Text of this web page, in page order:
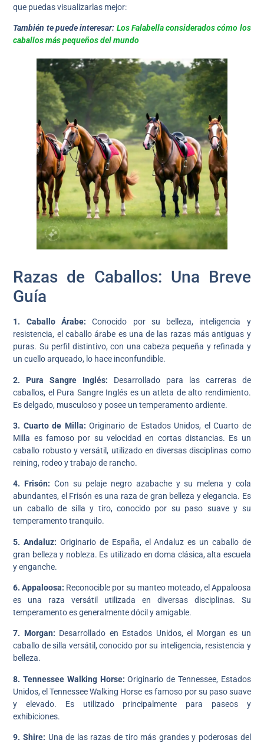
que puedas visualizarlas mejor:
También te puede interesar: Los Falabella considerados cómo los
caballos más pequeños del mundo
Razas de Caballos: Una Breve
Guía
1. Caballo Árabe: Conocido por su belleza, inteligencia y
resistencia, el caballo árabe es una de las razas más antiguas y
puras. Su perfil distintivo, con una cabeza pequeña y refinada y
un cuello arqueado, lo hace inconfundible.
2. Pura Sangre Inglés: Desarrollado para las carreras de
caballos, el Pura Sangre Inglés es un atleta de alto rendimiento.
Es delgado, musculoso y posee un temperamento ardiente.
3. Cuarto de Milla: Originario de Estados Unidos, el Cuarto de
Milla es famoso por su velocidad en cortas distancias. Es un
caballo robusto y versátil, utilizado en diversas disciplinas como
reining, rodeo y trabajo de rancho.
4. Frisón: Con su pelaje negro azabache y su melena y cola
abundantes, el Frisón es una raza de gran belleza y elegancia. Es
un caballo de silla y tiro, conocido por su paso suave y su
temperamento tranquilo.
5. Andaluz: Originario de España, el Andaluz es un caballo de
gran belleza y nobleza. Es utilizado en doma clásica, alta escuela
y enganche.
6. Appaloosa: Reconocible por su manteo moteado, el Appaloosa
es una raza versátil utilizada en diversas disciplinas. Su
temperamento es generalmente dócil y amigable.
7. Morgan: Desarrollado en Estados Unidos, el Morgan es un
caballo de silla versátil, conocido por su inteligencia, resistencia y
belleza.
8. Tennessee Walking Horse: Originario de Tennessee, Estados
Unidos, el Tennessee Walking Horse es famoso por su paso suave
y elevado. Es utilizado principalmente para paseos y
exhibiciones.
9. Shire: Una de las razas de tiro más grandes y poderosas del